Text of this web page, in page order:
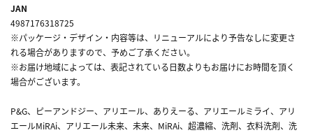
JAN
4987176318725
※パッケージ・デザイン・内容等は、リニューアルにより予告なしに変更さ
れる場合がありますので、予めご了承ください。
※お届け地域によっては、表記されている日数よりもお届けにお時間を頂く
場合がございます。
P&G、ピーアンドジー、アリエール、ありえーる、アリエールミライ、アリ
エールMiRAi、アリエール未来、未来、MiRAi、超濃縮、洗剤、衣料洗剤、洗